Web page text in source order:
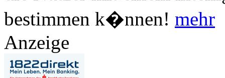
bestimmen k�nnen! mehr
Anzeige